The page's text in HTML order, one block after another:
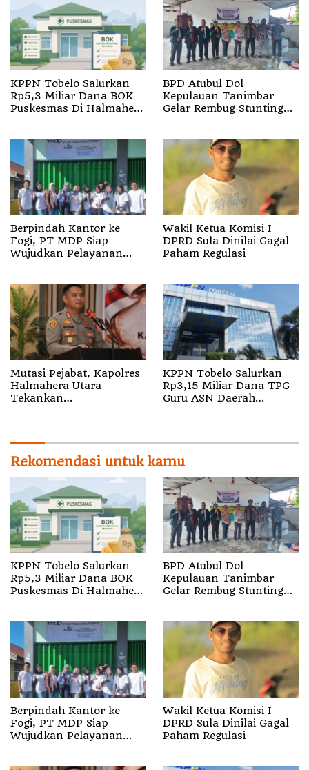
KPPN Tobelo Salurkan
Rp5,3 Miliar Dana BOK
Puskesmas Di Halmahera
BPD Atubul Dol
Kepulauan Tanimbar
Gelar Rembug Stunting
Berpindah Kantor ke
Fogi, PT MDP Siap
Wujudkan Pelayanan
Wakil Ketua Komisi I
DPRD Sula Dinilai Gagal
Paham Regulasi
Mutasi Pejabat, Kapolres
Halmahera Utara
Tekankan
KPPN Tobelo Salurkan
Rp3,15 Miliar Dana TPG
Guru ASN Daerah
Rekomendasi untuk kamu
KPPN Tobelo Salurkan
Rp5,3 Miliar Dana BOK
Puskesmas Di Halmahera
BPD Atubul Dol
Kepulauan Tanimbar
Gelar Rembug Stunting
Berpindah Kantor ke
Fogi, PT MDP Siap
Wujudkan Pelayanan
Wakil Ketua Komisi I
DPRD Sula Dinilai Gagal
Paham Regulasi